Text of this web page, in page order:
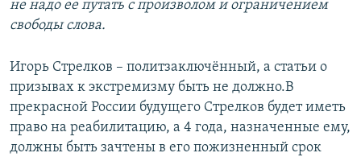
не надо ее путать с произволом и ограничением
свободы слова.
Игорь Стрелков – политзаключённый, а статьи о
призывах к экстремизму быть не должно.В
прекрасной России будущего Стрелков будет иметь
право на реабилитацию, а 4 года, назначенные ему,
должны быть зачтены в его пожизненный срок